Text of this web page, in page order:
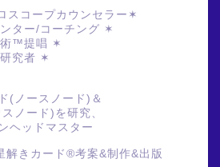
スコープカウンセラー✶
ター/コーチング ✶
術™提唱 ✶
究者 ✶
(ノースノード)＆
ノード)を研究、
ヘッドマスター
解きカード®️考案&制作&出版